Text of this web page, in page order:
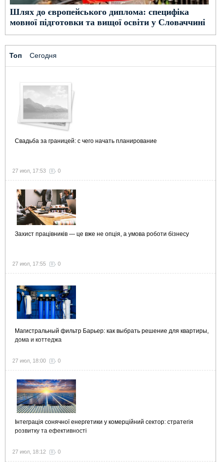
Шлях до європейського диплома: специфіка
мовної підготовки та вищої освіти у Словаччині
Топ Сегодня
Свадьба за границей: с чего начать планирование
27 июл, 17:53 0
Захист працівників — це вже не опція, а умова роботи бізнесу
27 июл, 17:55 0
Магистральный фильтр Барьер: как выбрать решение для квартиры,
дома и коттеджа
27 июл, 18:00 0
Інтеграція сонячної енергетики у комерційний сектор: стратегія
розвитку та ефективності
27 июл, 18:12 0